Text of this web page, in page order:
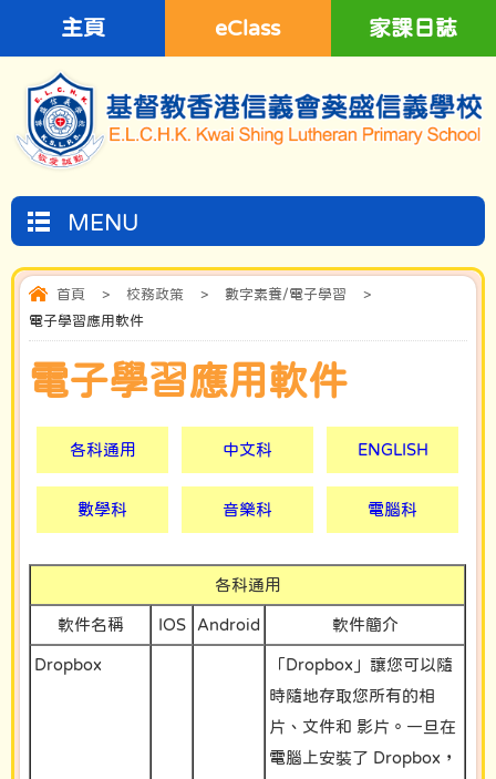
主頁 eClass 家課日誌
MENU
首頁 > 校務政策 > 數字素養/電子學習
>
電子學習應用軟件
電子學習應用軟件
各科通用 中文科 ENGLISH
數學科 音樂科 電腦科
各科通用
軟件名稱 IOS Android 軟件簡介
Dropbox
「Dropbox」讓您可以隨
時隨地存取您所有的相
片、文件和 影片。一旦在
電腦上安裝了 Dropbox，